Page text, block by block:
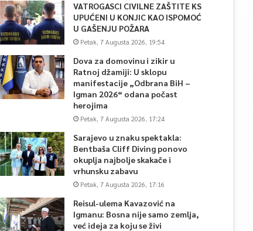
VATROGASCI CIVILNE ZAŠTITE KS
UPUĆENI U KONJIC KAO ISPOMOĆ
U GAŠENJU POŽARA
Petak, 7 Augusta 2026, 19:54
Dova za domovinu i zikir u
Ratnoj džamiji: U sklopu
manifestacije „Odbrana BiH –
Igman 2026“ odana počast
herojima
Petak, 7 Augusta 2026, 17:24
Sarajevo u znaku spektakla:
Bentbaša Cliff Diving ponovo
okuplja najbolje skakače i
vrhunsku zabavu
Petak, 7 Augusta 2026, 17:16
Reisul-ulema Kavazović na
Igmanu: Bosna nije samo zemlja,
već ideja za koju se živi